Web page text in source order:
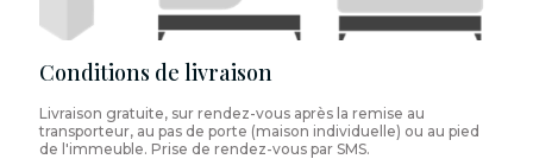
Conditions de livraison
Livraison gratuite, sur rendez-vous après la remise au
transporteur, au pas de porte (maison individuelle) ou au pied
de l'immeuble. Prise de rendez-vous par SMS.